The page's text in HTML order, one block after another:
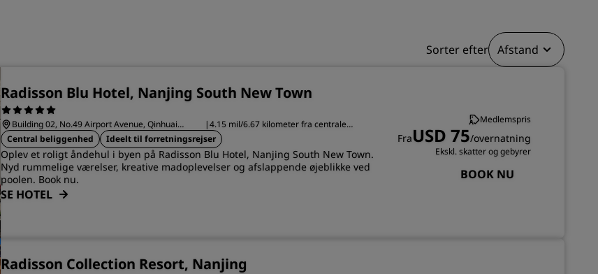
Sorter efter Afstand
Radisson Blu Hotel, Nanjing South New Town
Building 02, No.49 Airport Avenue, Qinhuai
District
|4.15 mil/6.67 kilometer fra centrale
Nanjing
Central beliggenhed Ideelt til forretningsrejser
Oplev et roligt åndehul i byen på Radisson Blu Hotel, Nanjing South New Town.
Nyd rummelige værelser, kreative madoplevelser og afslappende øjeblikke ved
poolen. Book nu.
SE HOTEL
Medlemspris
FraUSD 75/overnatning
Ekskl. skatter og gebyrer
BOOK NU
Radisson Collection Resort, Nanjing